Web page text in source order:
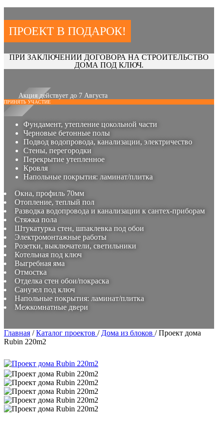
ПРОЕКТ В ПОДАРОК!
ПРИ ЗАКЛЮЧЕНИИ ДОГОВОРА НА СТРОИТЕЛЬСТВО
ДОМА ПОД КЛЮЧ.
Акция действует до 7 Августа
ПРИНЯТЬ УЧАСТИЕ
Фундамент, утепление цокольной части
Черновые бетонные полы
Подвод водопровода, канализации, электричество
Стены, перегородки
Перекрытие утепленное
Кровля
Напольные покрытия: ламинат/плитка
Окна, профиль 70мм
Отопление, теплый пол
Разводка водопровода и канализации к сантех-приборам
Стяжка пола
Штукатурка стен, шпаклевка под обои
Электромонтажные работы
Розетки, выключатели, светильники
Котельная под ключ
Выгребная яма
Отмостка
Отделка стен обои/покраска
Санузел под ключ
Напольные покрытия: ламинат/плитка
Межкомнатные двери
Главная /Каталог проектов / Дома из блоков /Проект дома
Rubin 220m2